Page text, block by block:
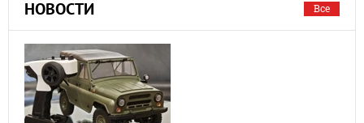
НОВОСТИ Все